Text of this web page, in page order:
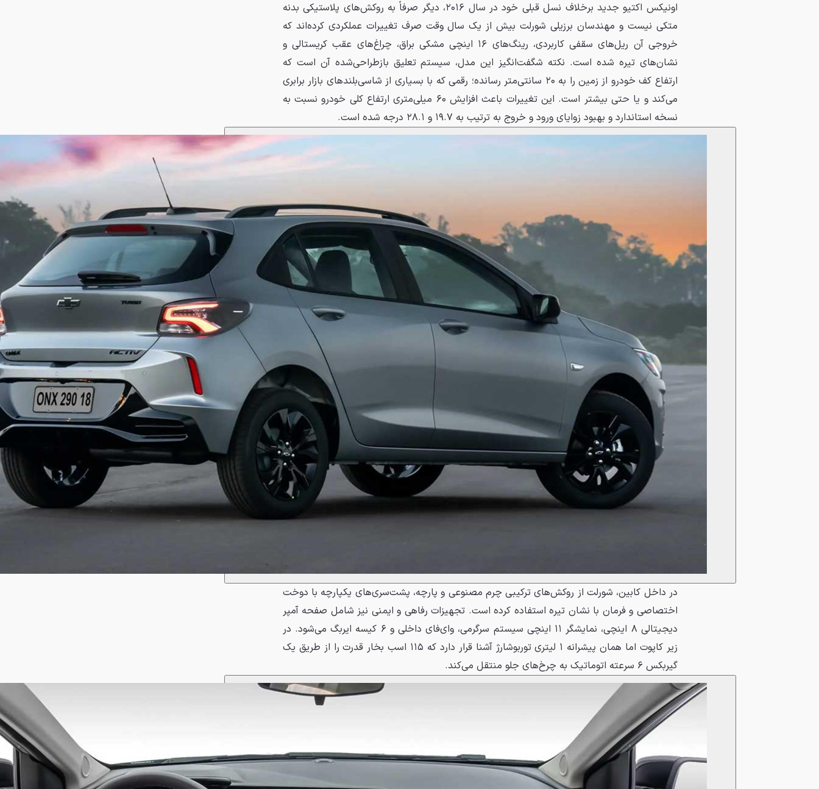
اونیکس اکتیو جدید برخلاف نسل قبلی خود در سال ۲۰۱۶، دیگر صرفاً به روکش‌های پلاستیکی بدنه
متکی نیست و مهندسان برزیلی شورلت بیش از یک سال وقت صرف تغییرات عملکردی کرده‌اند که
خروجی آن ریل‌های سقفی کاربردی، رینگ‌های ۱۶ اینچی مشکی براق، چراغ‌های عقب کریستالی و
نشان‌های تیره شده است. نکته شگفت‌انگیز این مدل، سیستم تعلیق بازطراحی‌شده آن است که
ارتفاع کف خودرو از زمین را به ۲۰ سانتی‌متر رسانده؛ رقمی که با بسیاری از شاسی‌بلندهای بازار برابری
می‌کند و یا حتی بیشتر است. این تغییرات باعث افزایش ۶۰ میلی‌متری ارتفاع کلی خودرو نسبت به
نسخه استاندارد و بهبود زوایای ورود و خروج به ترتیب به ۱۹.۷ و ۲۸.۱ درجه شده است.
در داخل کابین، شورلت از روکش‌های ترکیبی چرم مصنوعی و پارچه، پشت‌سری‌های یکپارچه با دوخت
اختصاصی و فرمان با نشان تیره استفاده کرده است. تجهیزات رفاهی و ایمنی نیز شامل صفحه آمپر
دیجیتالی ۸ اینچی، نمایشگر ۱۱ اینچی سیستم سرگرمی، وای‌فای داخلی و ۶ کیسه ایربگ می‌شود. در
زیر کاپوت اما همان پیشرانه ۱ لیتری توربوشارژ آشنا قرار دارد که ۱۱۵ اسب بخار قدرت را از طریق یک
گیربکس ۶ سرعته اتوماتیک به چرخ‌های جلو منتقل می‌کند.